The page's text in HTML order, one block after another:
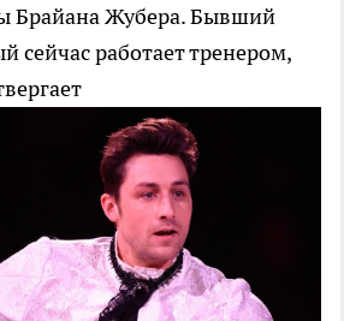
Брайана Жубера. Бывший
сейчас работает тренером,